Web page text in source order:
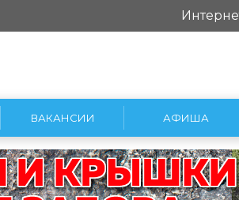
ВАКАНСИИ АФИША